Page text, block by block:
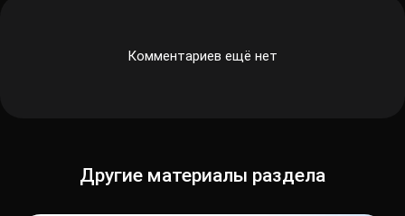
Комментариев ещё нет
Другие материалы раздела